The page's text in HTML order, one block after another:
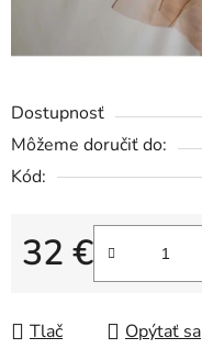
Dostupnosť
Môžeme doručiť do:
Kód:
32 €
Jednotková cena:
Tlač Opýtať sa